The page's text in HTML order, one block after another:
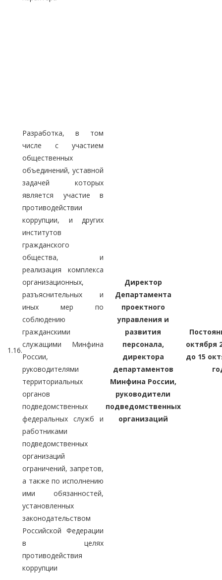
1.16.
Разработка, в том
числе с участием
общественных
объединений, уставной
задачей которых
является участие в
противодействии
коррупции, и других
институтов
гражданского
общества, и
реализация комплекса
организационных,
разъяснительных и
иных мер по
соблюдению
гражданскими
служащими Минфина
России,
руководителями
территориальных
органов
подведомственных
федеральных служб и
работниками
подведомственных
организаций
ограничений, запретов,
а также по исполнению
ими обязанностей,
установленных
законодательством
Российской Федерации
в целях
противодействия
коррупции
Директор
Департамента
проектного
управления и
развития
персонала,
директора
департаментов
Минфина России,
руководители
подведомственных
организаций
октября
до 15